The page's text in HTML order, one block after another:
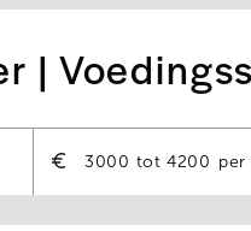
|
3000 4200 per